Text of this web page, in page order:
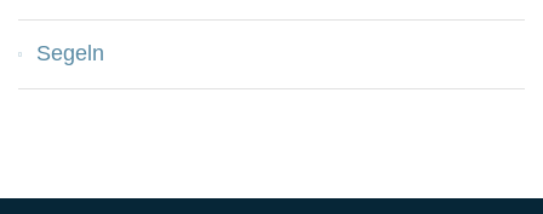
Segeln